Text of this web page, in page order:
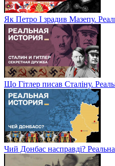
Як Петро І зрадив Мазепу.
Що Гітлер писав Сталіну.
Чий Донбас насправді?